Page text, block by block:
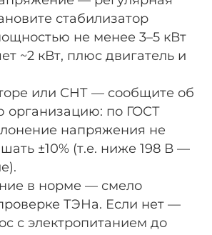
стабилизатор
не менее 3–5 кВт
~2 кВт, плюс двигатель и
или СНТ — сообщите об
организацию: по ГОСТ
напряжения не
±10% (т.е. ниже 198 В —
в норме — смело
ТЭНа. Если нет —
с электропитанием до